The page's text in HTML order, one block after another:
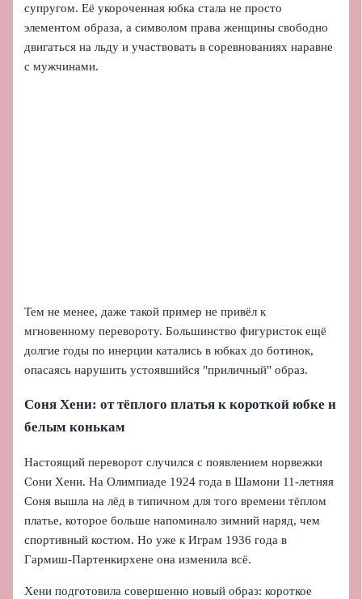
супругом. Её укороченная юбка стала не просто
элементом образа, а символом права женщины свободно
двигаться на льду и участвовать в соревнованиях наравне
с мужчинами.
Тем не менее, даже такой пример не привёл к
мгновенному перевороту. Большинство фигуристок ещё
долгие годы по инерции катались в юбках до ботинок,
опасаясь нарушить устоявшийся "приличный" образ.
Соня Хени: от тёплого платья к короткой юбке и
белым конькам
Настоящий переворот случился с появлением норвежки
Сони Хени. На Олимпиаде 1924 года в Шамони 11-летняя
Соня вышла на лёд в типичном для того времени тёплом
платье, которое больше напоминало зимний наряд, чем
спортивный костюм. Но уже к Играм 1936 года в
Гармиш-Партенкирхене она изменила всё.
Хени подготовила совершенно новый образ: короткое